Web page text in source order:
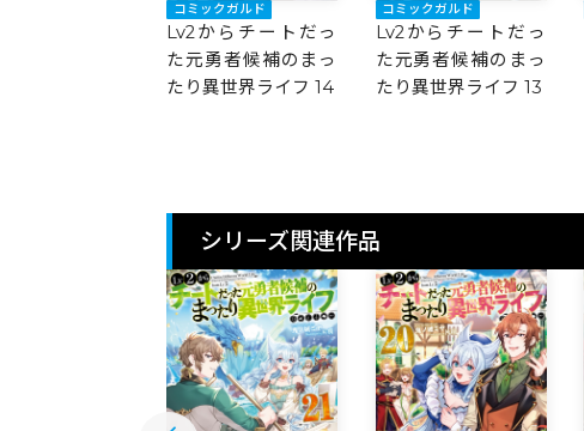
コミックガルド
Lv2からチートだっ
た元勇者候補のまっ
たり異世界ライフ 14
コミックガルド
Lv2からチートだっ
た元勇者候補のまっ
たり異世界ライフ 13
シリーズ関連作品